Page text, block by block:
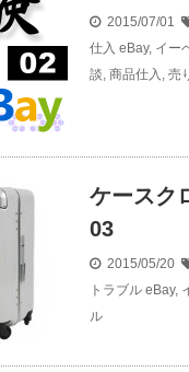
2015/07/01
仕入 eBay, イー
談, 商品仕入 , 売
ケースク
03
2015/05/20
トラブル eBay,
ル